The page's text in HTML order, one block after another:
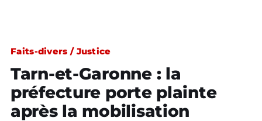
Faits-divers / Justice
Tarn-et-Garonne : la
préfecture porte plainte
après la mobilisation